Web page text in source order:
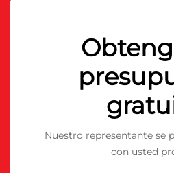
Nuestro representante se
con usted